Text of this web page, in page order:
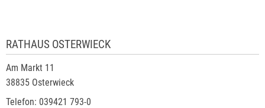
RATHAUS OSTERWIECK
Am Markt 11
38835 Osterwieck
Telefon: 039421 793-0